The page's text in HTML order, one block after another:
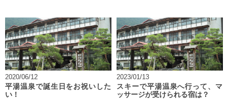
2020/06/12
平湯温泉で誕生日をお祝いした
い！
2023/01/13
スキーで平湯温泉へ行って、マ
ッサージが受けられる宿は？